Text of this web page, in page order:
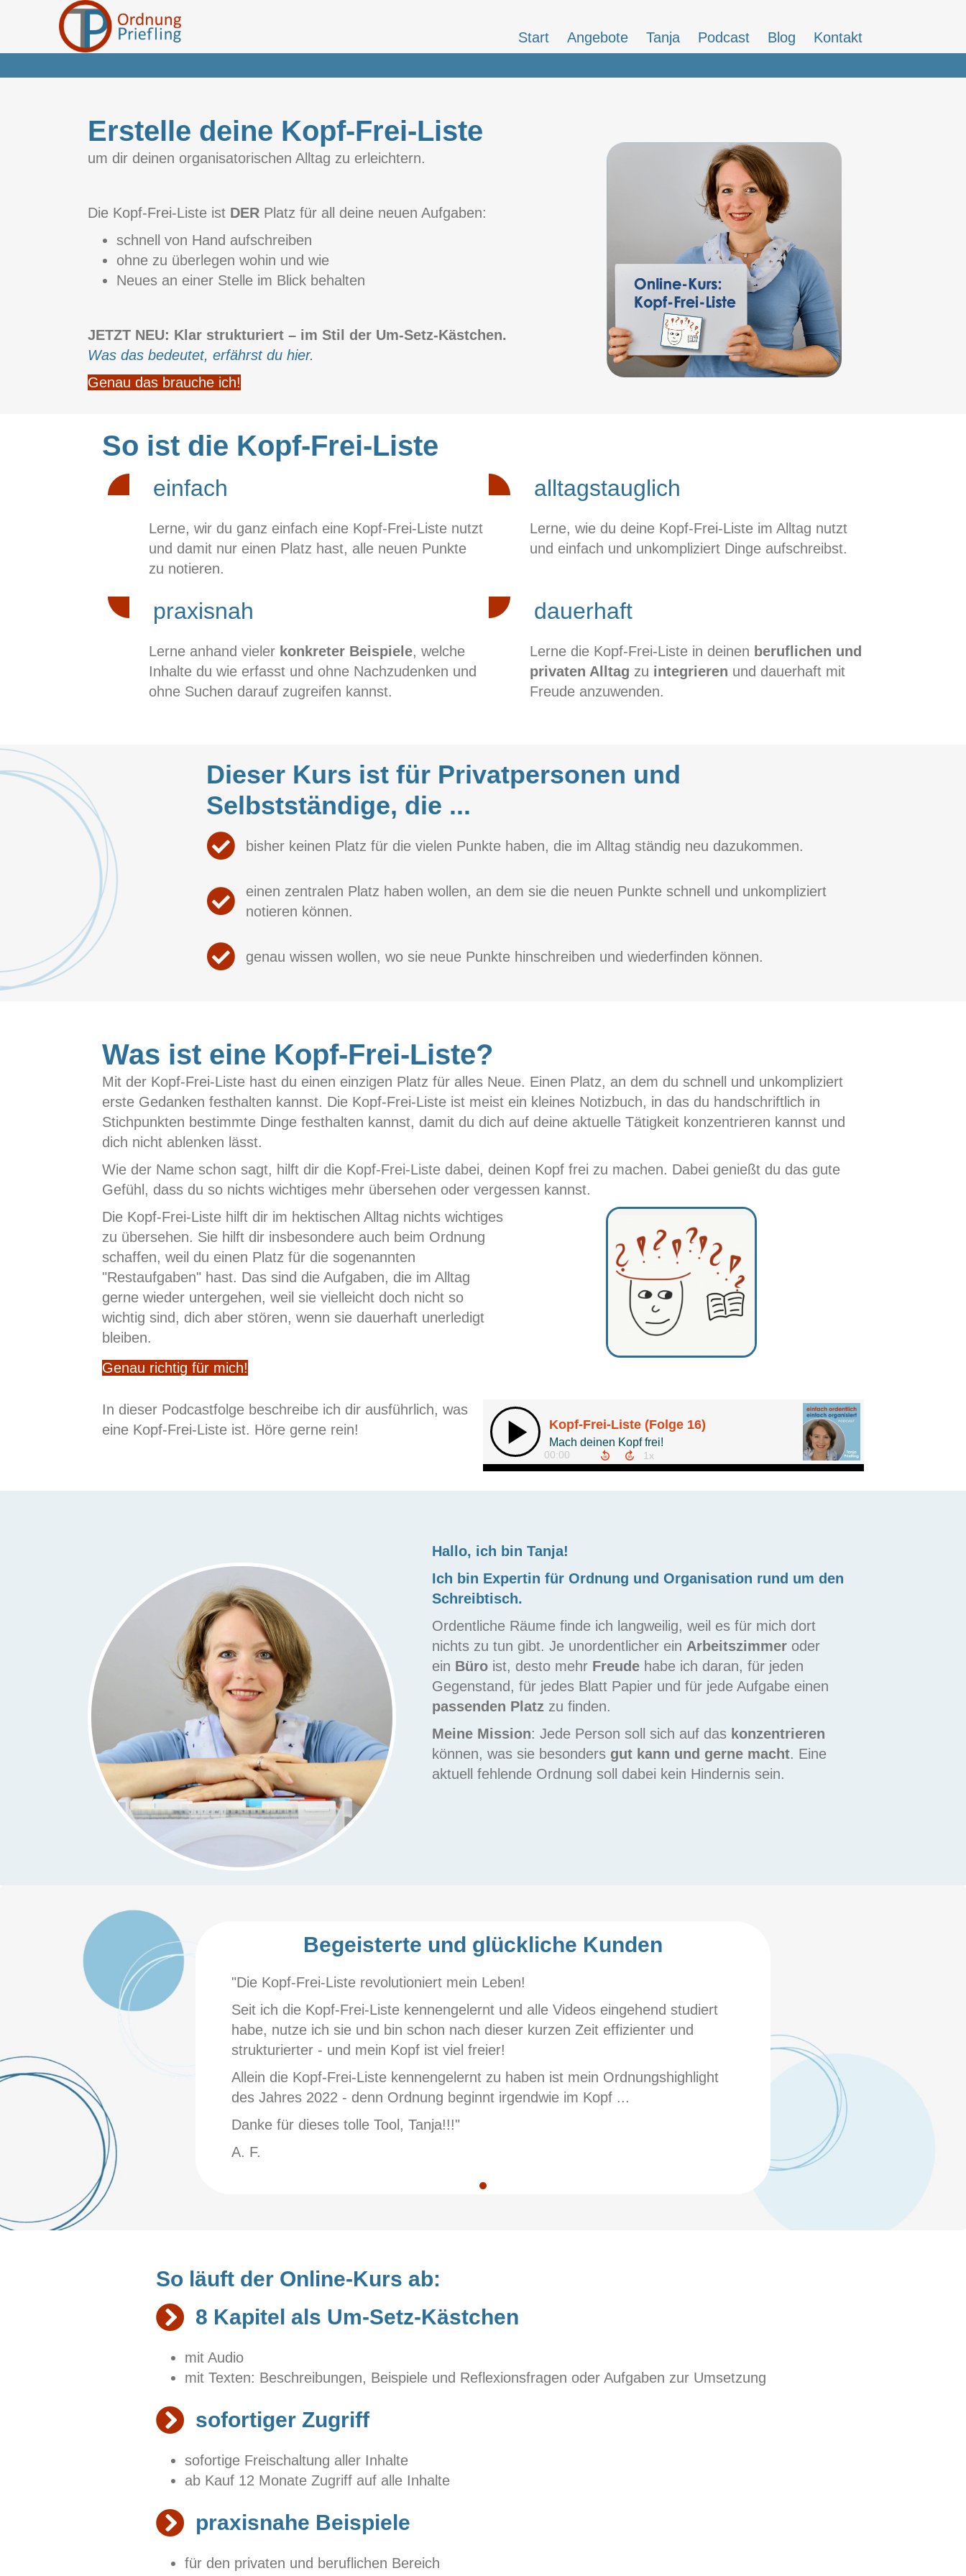
Start Angebote Tanja Podcast Blog Kontakt
Erstelle deine Kopf-Frei-Liste
um dir deinen organisatorischen Alltag zu erleichtern.
Die Kopf-Frei-Liste ist DER Platz für all deine neuen Aufgaben:
schnell von Hand aufschreiben
ohne zu überlegen wohin und wie
Neues an einer Stelle im Blick behalten
JETZT NEU: Klar strukturiert – im Stil der Um-Setz-Kästchen.
Was das bedeutet, erfährst du hier.
Genau das brauche ich!
So ist die Kopf-Frei-Liste
einfach
Lerne, wir du ganz einfach eine Kopf-Frei-Liste nutzt
und damit nur einen Platz hast, alle neuen Punkte
zu notieren.
alltagstauglich
Lerne, wie du deine Kopf-Frei-Liste im Alltag nutzt
und einfach und unkompliziert Dinge aufschreibst.
praxisnah
Lerne anhand vieler konkreter Beispiele, welche
Inhalte du wie erfasst und ohne Nachzudenken und
ohne Suchen darauf zugreifen kannst.
dauerhaft
Lerne die Kopf-Frei-Liste in deinen beruflichen und
privaten Alltag zu integrieren und dauerhaft mit
Freude anzuwenden.
Dieser Kurs ist für Privatpersonen und
Selbstständige, die ...
bisher keinen Platz für die vielen Punkte haben, die im Alltag ständig neu dazukommen.
einen zentralen Platz haben wollen, an dem sie die neuen Punkte schnell und unkompliziert
notieren können.
genau wissen wollen, wo sie neue Punkte hinschreiben und wiederfinden können.
Was ist eine Kopf-Frei-Liste?
Mit der Kopf-Frei-Liste hast du einen einzigen Platz für alles Neue. Einen Platz, an dem du schnell und unkompliziert
erste Gedanken festhalten kannst. Die Kopf-Frei-Liste ist meist ein kleines Notizbuch, in das du handschriftlich in
Stichpunkten bestimmte Dinge festhalten kannst, damit du dich auf deine aktuelle Tätigkeit konzentrieren kannst und
dich nicht ablenken lässt.
Wie der Name schon sagt, hilft dir die Kopf-Frei-Liste dabei, deinen Kopf frei zu machen. Dabei genießt du das gute
Gefühl, dass du so nichts wichtiges mehr übersehen oder vergessen kannst.
Die Kopf-Frei-Liste hilft dir im hektischen Alltag nichts wichtiges
zu übersehen. Sie hilft dir insbesondere auch beim Ordnung
schaffen, weil du einen Platz für die sogenannten
"Restaufgaben" hast. Das sind die Aufgaben, die im Alltag
gerne wieder untergehen, weil sie vielleicht doch nicht so
wichtig sind, dich aber stören, wenn sie dauerhaft unerledigt
bleiben.
Genau richtig für mich!
In dieser Podcastfolge beschreibe ich dir ausführlich, was
eine Kopf-Frei-Liste ist. Höre gerne rein!
Hallo, ich bin Tanja!
Ich bin Expertin für Ordnung und Organisation rund um den
Schreibtisch.
Ordentliche Räume finde ich langweilig, weil es für mich dort
nichts zu tun gibt. Je unordentlicher ein Arbeitszimmer oder
ein Büro ist, desto mehr Freude habe ich daran, für jeden
Gegenstand, für jedes Blatt Papier und für jede Aufgabe einen
passenden Platz zu finden.
Meine Mission: Jede Person soll sich auf das konzentrieren
können, was sie besonders gut kann und gerne macht. Eine
aktuell fehlende Ordnung soll dabei kein Hindernis sein.
Begeisterte und glückliche Kunden
alle Videos eingehend studiert
ist mein Ordnungshighlight
im Kopf ...
"Die Kopf-Frei-Liste revolutioniert mein Leben!
Seit ich die Kopf-Frei-Liste kennengelernt und alle Videos eingehend studiert
habe, nutze ich sie und bin schon nach dieser kurzen Zeit effizienter und
strukturierter - und mein Kopf ist viel freier!
Allein die Kopf-Frei-Liste kennengelernt zu haben ist mein Ordnungshighlight
des Jahres 2022 - denn Ordnung beginnt irgendwie im Kopf ...
Danke für dieses tolle Tool, Tanja!!!"
A. F.
strukturierter - und mein Kopf ist
Allein die Kopf-Frei-Liste
des Jahres 2022 - denn Ordnung
Danke für dieses tolle Tool, Tanja!!!"
So läuft der Online-Kurs ab:
8 Kapitel als Um-Setz-Kästchen
mit Audio
mit Texten: Beschreibungen, Beispiele und Reflexionsfragen oder Aufgaben zur Umsetzung
sofortiger Zugriff
sofortige Freischaltung aller Inhalte
ab Kauf 12 Monate Zugriff auf alle Inhalte
praxisnahe Beispiele
für den privaten und beruflichen Bereich